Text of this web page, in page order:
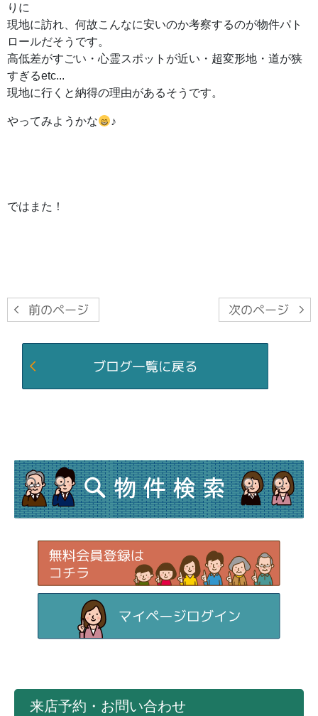
りに
現地に訪れ、何故こんなに安いのか考察するのが物件パト
ロールだそうです。
高低差がすごい・心霊スポットが近い・超変形地・道が狭
すぎるetc...
現地に行くと納得の理由があるそうです。
やってみようかな ♪
ではまた！
来店予約・お問い合わせ